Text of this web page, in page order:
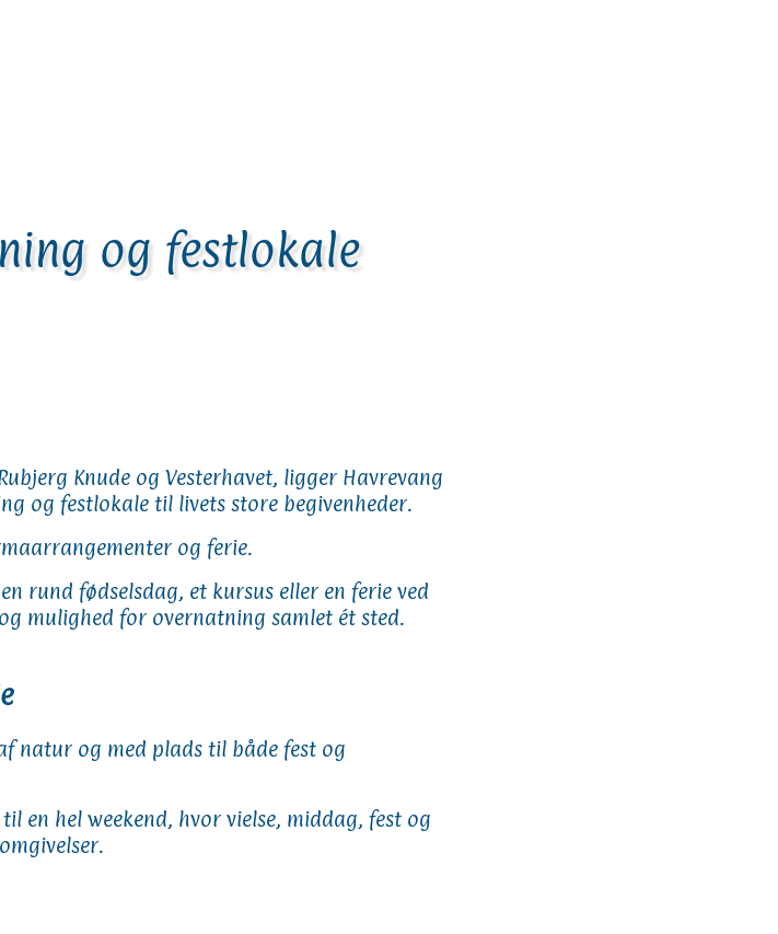
og festlokale
Knude og Vesterhavet, ligger Havrevang
og festlokale til livets store begivenheder.
og ferie.
rund fødselsdag, et kursus eller en ferie ved
mulighed for overnatning samlet ét sted.
natur og med plads til både fest og
en hel weekend, hvor vielse, middag, fest og